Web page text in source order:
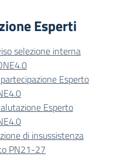
Esperti
selezione interna
Esperto
Esperto
di insussistenza
PN21-27